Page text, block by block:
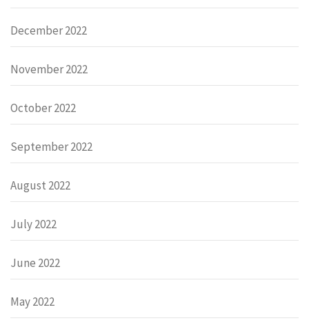
December 2022
November 2022
October 2022
September 2022
August 2022
July 2022
June 2022
May 2022